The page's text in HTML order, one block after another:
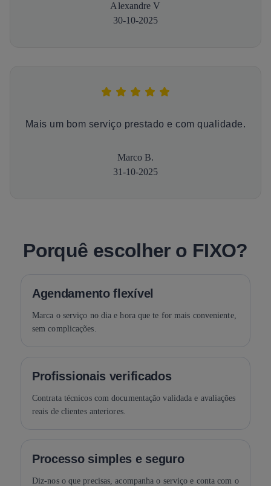
Alexandre V
30-10-2025
Mais um bom serviço prestado e com qualidade.
Marco B.
31-10-2025
Porquê escolher o FIXO?
Agendamento flexível
Marca o serviço no dia e hora que te for mais conveniente,
sem complicações.
Profissionais verificados
Contrata técnicos com documentação validada e avaliações
reais de clientes anteriores.
Processo simples e seguro
Diz-nos o que precisas, acompanha o serviço e conta com o